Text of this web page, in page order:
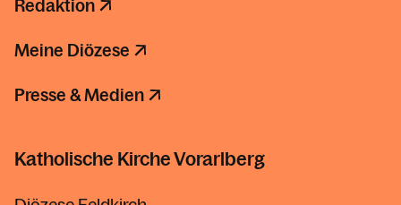
Redaktion
Meine Diözese
Presse & Medien
Katholische Kirche Vorarlberg